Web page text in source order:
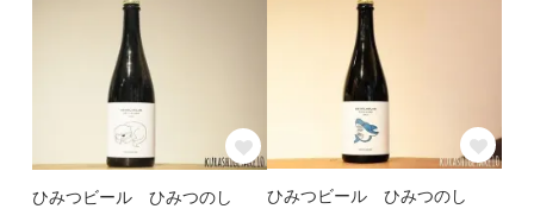
ひみつビール ひみつのし
ひみつビール ひみつのし